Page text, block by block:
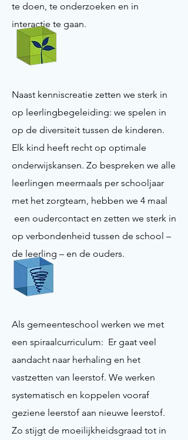
te doen, te onderzoeken en in
interactie te gaan.
Naast kenniscreatie zetten we sterk in
op leerlingbegeleiding: we spelen in
op de diversiteit tussen de kinderen.
Elk kind heeft recht op optimale
onderwijskansen. Zo bespreken we alle
leerlingen meermaals per schooljaar
met het zorgteam, hebben we 4 maal
een oudercontact en zetten we sterk in
op verbondenheid tussen de school –
de leerling – en de ouders.
Als gemeenteschool werken we met
een spiraalcurriculum: Er gaat veel
aandacht naar herhaling en het
vastzetten van leerstof. We werken
systematisch en koppelen vooraf
geziene leerstof aan nieuwe leerstof.
Zo stijgt de moeilijkheidsgraad tot in